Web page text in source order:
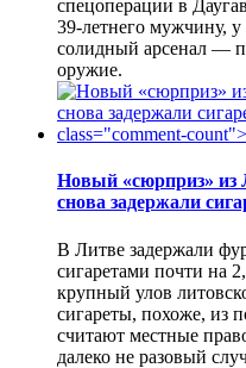
спецоперации в
39-летнего мужчину,
солидный арсенал —
оружие.
Новый «сюрприз» из
снова задержали
В Литве задержали
сигаретами почти на
крупный улов
сигареты, похоже, из
считают местные
далеко не разовый